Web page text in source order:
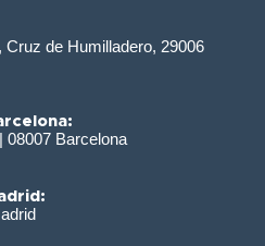
Cruz de Humilladero, 29006
08007 Barcelona